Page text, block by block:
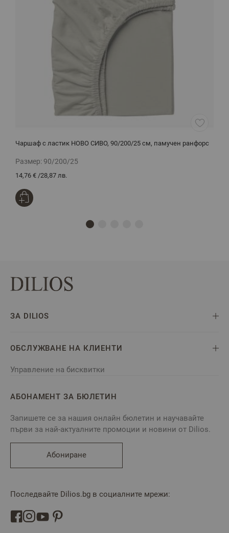
Чаршаф с ластик НОВО СИВО, 90/200/25 см, памучен ранфорс
Размер: 90/200/25
14,76 € /28,87 лв.
ЗА DILIOS
ОБСЛУЖВАНЕ НА КЛИЕНТИ
Управление на бисквитки
АБОНАМЕНТ ЗА БЮЛЕТИН
Запишете се за нашия онлайн бюлетин и научавайте
първи за най-актуалните промоции и новини от Dilios.
Абониране
Последвайте Dilios.bg в социалните мрежи: